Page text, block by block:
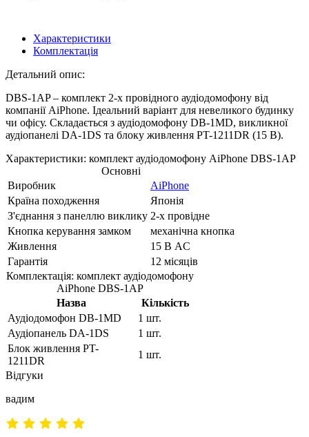
Характеристики
Комплектація
Детальний опис:
DBS-1AP – комплект 2-х провідного аудіодомофону від
компанії AiPhone. Ідеальний варіант для невеликого будинку
чи офісу. Складається з аудіодомофону DB-1MD, викликної
аудіопанелі DA-1DS та блоку живлення PT-1211DR (15 В).
Характеристики: комплект аудіодомофону AiPhone DBS-1AP
Основні
Виробник
AiPhone
Країна походження
Японія
З'єднання з панеллю виклику 2-х провідне
Кнопка керування замком
механічна кнопка
Живлення
15 В AC
Гарантія
12 місяців
Комплектація: комплект аудіодомофону
AiPhone DBS-1AP
Назва
Кількість
Аудіодомофон DB-1MD
1 шт.
Аудіопанель DA-1DS
1 шт.
Блок живлення PT-
1211DR
1 шт.
Відгуки
вадим